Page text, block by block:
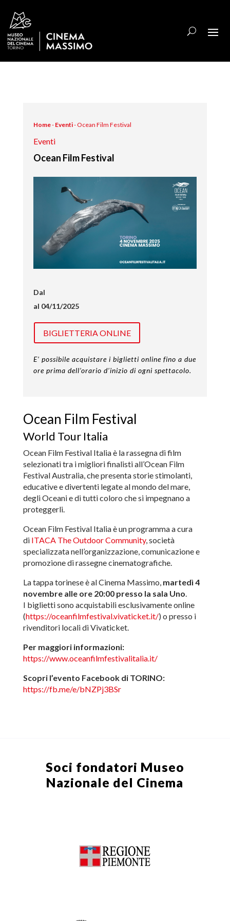
Home- Eventi-Ocean Film Festival
Eventi
Ocean Film Festival
Dal
al 04/11/2025
BIGLIETTERIA ONLINE
E’ possibile acquistare i biglietti online fino a due
ore prima dell’orario d’inizio di ogni spettacolo.
Ocean Film Festival
World Tour Italia
Ocean Film Festival Italia è la rassegna di film
selezionati tra i migliori finalisti all’Ocean Film
Festival Australia, che presenta storie stimolanti,
educative e divertenti legate al mondo del mare,
degli Oceani e di tutti coloro che si impegnano a
proteggerli.
Ocean Film Festival Italia è un programma a cura
di ITACA The Outdoor Community, società
specializzata nell’organizzazione, comunicazione e
promozione di rassegne cinematografiche.
La tappa torinese è al Cinema Massimo, martedì 4
novembre alle ore 20:00 presso la sala Uno
I biglietti sono acquistabili esclusivamente online
(https://oceanfilmfestival.vivaticket.it/) o presso i
rivenditori locali di Vivaticket.
Per maggiori informazioni:
https://www.oceanfilmfestivalitalia.it/
Scopri l’evento Facebook di TORINO:
https://fb.me/e/bNZPj3BSr
Soci fondatori Museo
Nazionale del Cinema